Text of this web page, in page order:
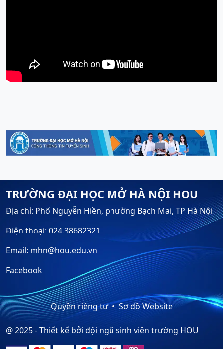
TRƯỜNG ĐẠI HỌC MỞ HÀ NỘI HOU
Địa chỉ: Phố Nguyễn Hiền, phường Bạch Mai, TP Hà Nội
Điện thoại: 024.38682321
Email: mhn@hou.edu.vn
Facebook
Quyền riêng tư Sơ đồ Website
@ 2025 - Thiết kế bởi đội ngũ sinh viên trường HOU